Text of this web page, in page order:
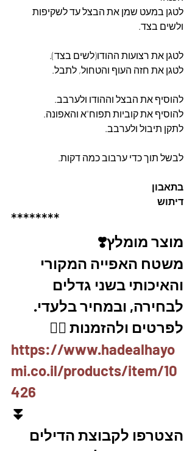
לטגן במעט שמן את הבצל עד לשקיפות
ולשים בצד.
לטגן את רצועות ההודו(לשים בצד).
לטגן את חזה העוף והטחול, לתבל.
להוסיף את הבצל וההודו ולערבב.
להוסיף את קוביות תפוח"א והאפונה.
לתקן תיבול ולערבב.
לבשל תוך כדי ערבוב כמה דקות.
בתאבון
דיתוש
********
מוצר מומלץ❣️
משטח האפייה המקורי
והאיכותי בשני גדלים
לבחירה, ובמחיר בלעדי.
לפרטים ולהזמנות 👇🏼
https://www.hadealhayo
mi.co.il/products/item/10
426
⏬
הצטרפו לקבוצת הדילים